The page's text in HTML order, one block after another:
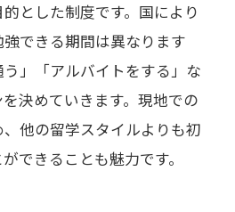
とした制度です。国により
できる期間は異なります
」「アルバイトをする」な
決めていきます。現地での
他の留学スタイルよりも初
できることも魅力です。